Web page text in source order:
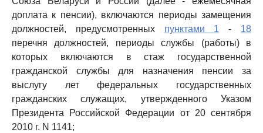
доплата к пенсии), включаются периоды замещения
должностей, предусмотренных пунктами 1 - 18
перечня должностей, периоды службы (работы) в
которых включаются в стаж государственной
гражданской службы для назначения пенсии за
выслугу лет федеральных государственных
гражданских служащих, утвержденного Указом
Президента Российской Федерации от 20 сентября
2010 г. N 1141;